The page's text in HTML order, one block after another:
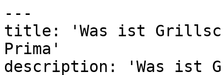
---
title: 'Was ist
Prima'
description: 'Was ist